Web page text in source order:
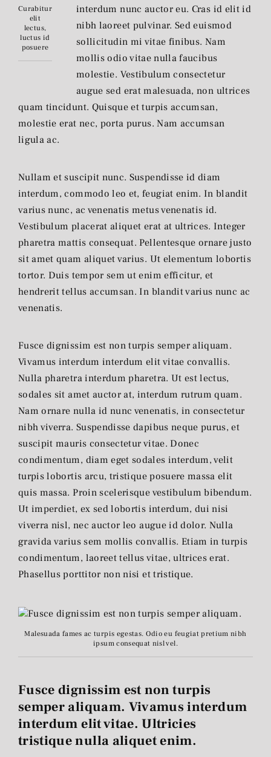
Curabitur
elit
lectus,
luctus id
posuere
interdum nunc auctor eu. Cras id elit id
nibh laoreet pulvinar. Sed euismod
sollicitudin mi vitae finibus. Nam
mollis odio vitae nulla faucibus
molestie. Vestibulum consectetur
augue sed erat malesuada, non ultrices
quam tincidunt. Quisque et turpis accumsan,
molestie erat nec, porta purus. Nam accumsan
ligula ac.
Nullam et suscipit nunc. Suspendisse id diam
interdum, commodo leo et, feugiat enim. In blandit
varius nunc, ac venenatis metus venenatis id.
Vestibulum placerat aliquet erat at ultrices. Integer
pharetra mattis consequat. Pellentesque ornare justo
sit amet quam aliquet varius. Ut elementum lobortis
tortor. Duis tempor sem ut enim efficitur, et
hendrerit tellus accumsan. In blandit varius nunc ac
venenatis.
Fusce dignissim est non turpis semper aliquam.
Vivamus interdum interdum elit vitae convallis.
Nulla pharetra interdum pharetra. Ut est lectus,
sodales sit amet auctor at, interdum rutrum quam.
Nam ornare nulla id nunc venenatis, in consectetur
nibh viverra. Suspendisse dapibus neque purus, et
suscipit mauris consectetur vitae. Donec
condimentum, diam eget sodales interdum, velit
turpis lobortis arcu, tristique posuere massa elit
quis massa. Proin scelerisque vestibulum bibendum.
Ut imperdiet, ex sed lobortis interdum, dui nisi
viverra nisl, nec auctor leo augue id dolor. Nulla
gravida varius sem mollis convallis. Etiam in turpis
condimentum, laoreet tellus vitae, ultrices erat.
Phasellus porttitor non nisi et tristique.
Malesuada fames ac turpis egestas. Odio eu feugiat pretium nibh
ipsum consequat nisl vel.
Fusce dignissim est non turpis
semper aliquam. Vivamus interdum
interdum elit vitae. Ultricies
tristique nulla aliquet enim.